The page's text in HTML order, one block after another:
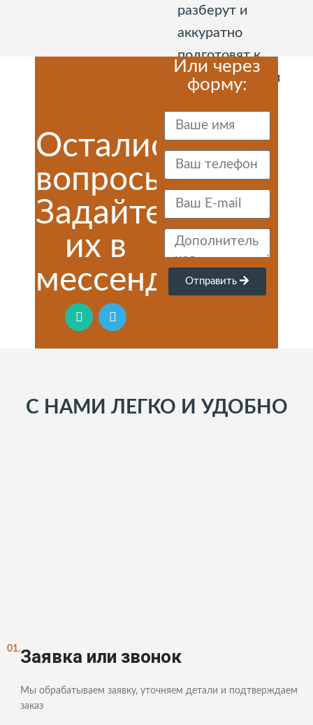
разберут и
аккуратно
подготовят к
перевозке ваши
Остались
вопросы?
Задайте
их в
мессенджерах:
Или через
форму:
Отправить
С НАМИ ЛЕГКО И УДОБНО
01.Заявка или звонок
Мы обрабатываем заявку, уточняем детали и подтверждаем
заказ